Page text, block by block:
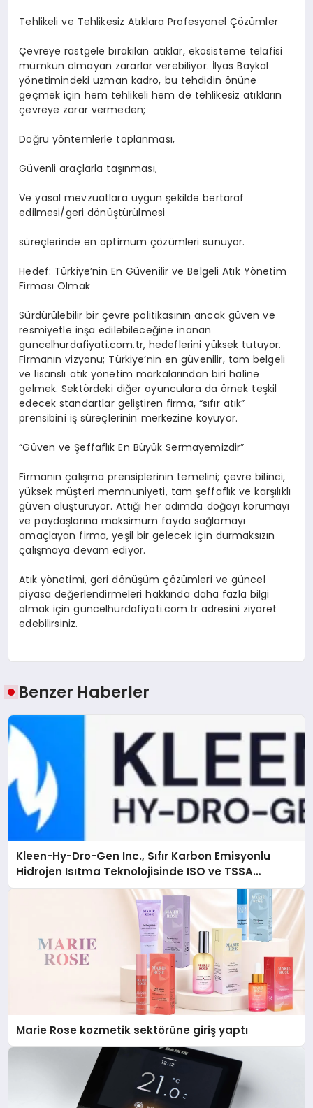
Tehlikeli ve Tehlikesiz Atıklara Profesyonel Çözümler
Çevreye rastgele bırakılan atıklar, ekosisteme telafisi
mümkün olmayan zararlar verebiliyor. İlyas Baykal
yönetimindeki uzman kadro, bu tehdidin önüne
geçmek için hem tehlikeli hem de tehlikesiz atıkların
çevreye zarar vermeden;
Doğru yöntemlerle toplanması,
Güvenli araçlarla taşınması,
Ve yasal mevzuatlara uygun şekilde bertaraf
edilmesi/geri dönüştürülmesi
süreçlerinde en optimum çözümleri sunuyor.
Hedef: Türkiye’nin En Güvenilir ve Belgeli Atık Yönetim
Firması Olmak
Sürdürülebilir bir çevre politikasının ancak güven ve
resmiyetle inşa edilebileceğine inanan
guncelhurdafiyati.com.tr, hedeflerini yüksek tutuyor.
Firmanın vizyonu; Türkiye’nin en güvenilir, tam belgeli
ve lisanslı atık yönetim markalarından biri haline
gelmek. Sektördeki diğer oyunculara da örnek teşkil
edecek standartlar geliştiren firma, “sıfır atık”
prensibini iş süreçlerinin merkezine koyuyor.
“Güven ve Şeffaflık En Büyük Sermayemizdir”
Firmanın çalışma prensiplerinin temelini; çevre bilinci,
yüksek müşteri memnuniyeti, tam şeffaflık ve karşılıklı
güven oluşturuyor. Attığı her adımda doğayı korumayı
ve paydaşlarına maksimum fayda sağlamayı
amaçlayan firma, yeşil bir gelecek için durmaksızın
çalışmaya devam ediyor.
Atık yönetimi, geri dönüşüm çözümleri ve güncel
piyasa değerlendirmeleri hakkında daha fazla bilgi
almak için guncelhurdafiyati.com.tr adresini ziyaret
edebilirsiniz.
Benzer Haberler
Kleen-Hy-Dro-Gen Inc., Sıfır Karbon Emisyonlu
Hidrojen Isıtma Teknolojisinde ISO ve TSSA
Düzenleyici Onaylarını Aldı
Marie Rose kozmetik sektörüne giriş yaptı